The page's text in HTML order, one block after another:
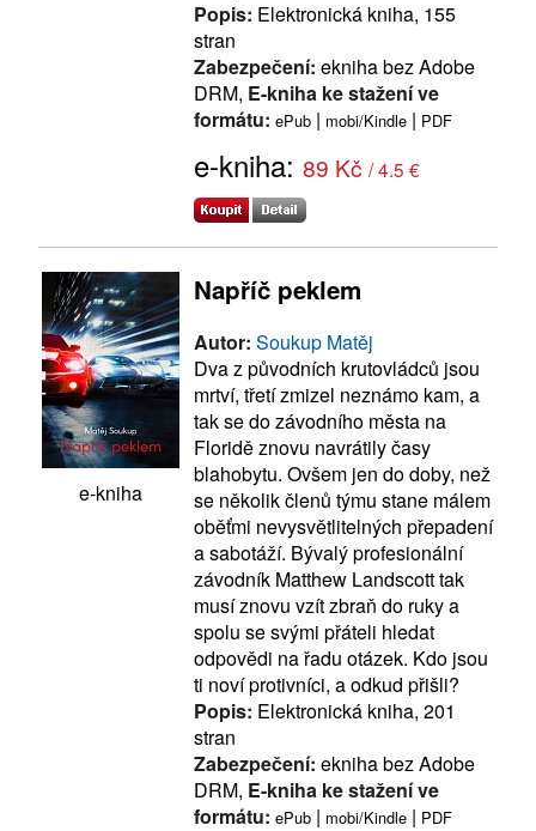
Popis: Elektronická kniha, 155
stran
Zabezpečení: ekniha bez Adobe
DRM, E-kniha ke stažení ve
formátu: ePub | mobi/Kindle | PDF
e-kniha: 89 Kč / 4.5 €
e-kniha
Napříč peklem
Autor: Soukup Matěj
Dva z původních krutovládců jsou
mrtví, třetí zmizel neznámo kam, a
tak se do závodního města na
Floridě znovu navrátily časy
blahobytu. Ovšem jen do doby, než
se několik členů týmu stane málem
oběťmi nevysvětlitelných přepadení
a sabotáží. Bývalý profesionální
závodník Matthew Landscott tak
musí znovu vzít zbraň do ruky a
spolu se svými přáteli hledat
odpovědi na řadu otázek. Kdo jsou
ti noví protivníci, a odkud přišli?
Popis: Elektronická kniha, 201
stran
Zabezpečení: ekniha bez Adobe
DRM, E-kniha ke stažení ve
formátu: ePub | mobi/Kindle | PDF